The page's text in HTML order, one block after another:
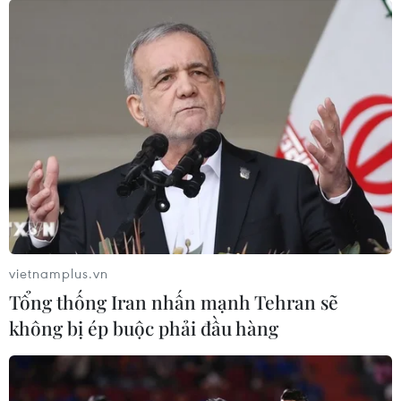
Cao Bằng bị thiệt hại gần 5,5 tỷ đồng do
mưa lũ và sạt lở đất
Sau những trận mưa lớn, nước lũ tràn từ phía bên Trung
Quốc sang khu vực cửa khẩu quốc tế Trà Lĩnh gây ngập
lụt, thiệt hại các hạng mục hạ tầng tại khu cửa khẩu
ước tính gần 5,5 tỷ đồng.
vietnamplus.vn
Tổng thống Iran nhấn mạnh Tehran sẽ
không bị ép buộc phải đầu hàng